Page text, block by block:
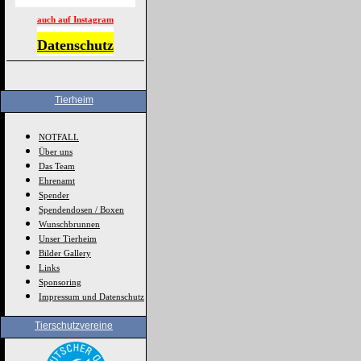
auch auf Instagram
Datenschutz
Tierheim
NOTFALL
Über uns
Das Team
Ehrenamt
Spender
Spendendosen / Boxen
Wunschbrunnen
Unser Tierheim
Bilder Gallery
Links
Sponsoring
Impressum und Datenschutz
Tierschutzvereine